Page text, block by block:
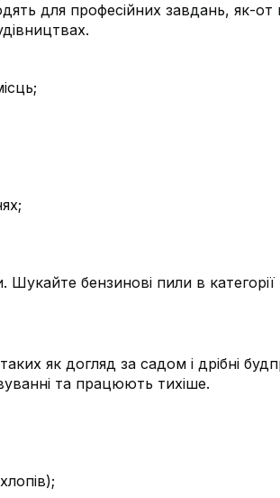
для професійних завдань, як-от
Шукайте бензинові пили в категорії
як догляд за садом і дрібні
та працюють тихіше.